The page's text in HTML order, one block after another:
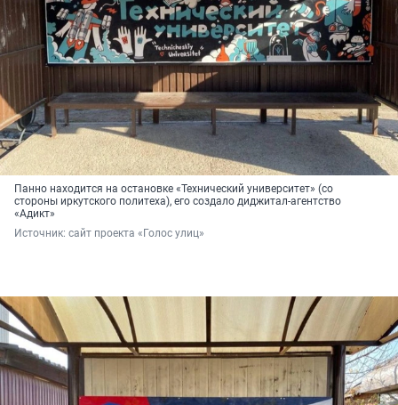
Панно находится на остановке «Технический университет» (со
стороны иркутского политеха), его создало диджитал-агентство
«Адикт»
Источник: сайт проекта «Голос улиц»